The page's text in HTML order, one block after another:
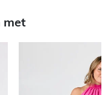
met